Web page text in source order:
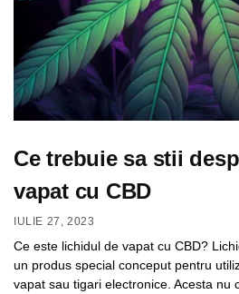
Ce trebuie sa stii
vapat cu CBD
IULIE 27, 2023
Ce este lichidul de vapat cu CBD?
un produs special conceput pentru
vapat sau tigari electronice. Acesta nu